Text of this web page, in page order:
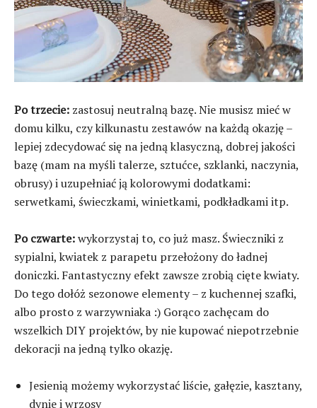
Po trzecie: zastosuj neutralną bazę. Nie musisz mieć w
domu kilku, czy kilkunastu zestawów na każdą okazję –
lepiej zdecydować się na jedną klasyczną, dobrej jakości
bazę (mam na myśli talerze, sztućce, szklanki, naczynia,
obrusy) i uzupełniać ją kolorowymi dodatkami:
serwetkami, świeczkami, winietkami, podkładkami itp.
Po czwarte:wykorzystaj to, co już masz. Świeczniki z
sypialni, kwiatek z parapetu przełożony do ładnej
doniczki. Fantastyczny efekt zawsze zrobią cięte kwiaty.
Do tego dołóż sezonowe elementy – z kuchennej szafki,
albo prosto z warzywniaka :) Gorąco zachęcam do
wszelkich DIY projektów, by nie kupować niepotrzebnie
dekoracji na jedną tylko okazję.
Jesienią możemy wykorzystać liście, gałęzie, kasztany,
dynie i wrzosy